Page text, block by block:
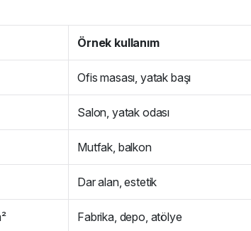
Örnek kullanım
Ofis masası, yatak başı
Salon, yatak odası
Mutfak, balkon
Dar alan, estetik
Fabrika, depo, atölye